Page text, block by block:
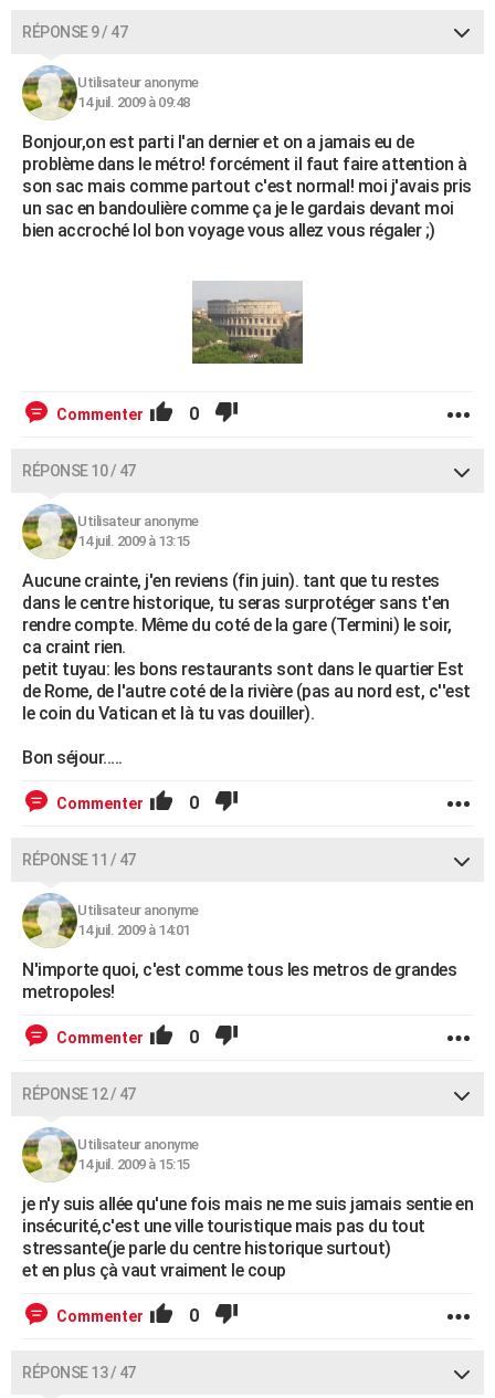
RÉPONSE 9 / 47
Utilisateur anonyme
14 juil. 2009 à 09:48
Bonjour,on est parti l'an dernier et on a jamais eu de
problème dans le métro! forcément il faut faire attention à
son sac mais comme partout c'est normal! moi j'avais pris
un sac en bandoulière comme ça je le gardais devant moi
bien accroché lol bon voyage vous allez vous régaler ;)
Commenter 0
RÉPONSE 10 / 47
Utilisateur anonyme
14 juil. 2009 à 13:15
Aucune crainte, j'en reviens (fin juin). tant que tu restes
dans le centre historique, tu seras surprotéger sans t'en
rendre compte. Même du coté de la gare (Termini) le soir,
ca craint rien.
petit tuyau: les bons restaurants sont dans le quartier Est
de Rome, de l'autre coté de la rivière (pas au nord est, c''est
le coin du Vatican et là tu vas douiller).
Bon séjour.....
Commenter 0
RÉPONSE 11 / 47
Utilisateur anonyme
14 juil. 2009 à 14:01
N'importe quoi, c'est comme tous les metros de grandes
metropoles!
Commenter 0
RÉPONSE 12 / 47
Utilisateur anonyme
14 juil. 2009 à 15:15
je n'y suis allée qu'une fois mais ne me suis jamais sentie en
insécurité,c'est une ville touristique mais pas du tout
stressante(je parle du centre historique surtout)
et en plus çà vaut vraiment le coup
Commenter 0
RÉPONSE 13 / 47